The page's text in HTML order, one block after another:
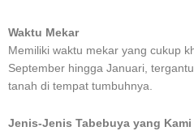
Waktu Mekar
Memiliki waktu mekar yang cukup
September hingga Januari,
tanah di tempat tumbuhnya.
Jenis-Jenis Tabebuya yang